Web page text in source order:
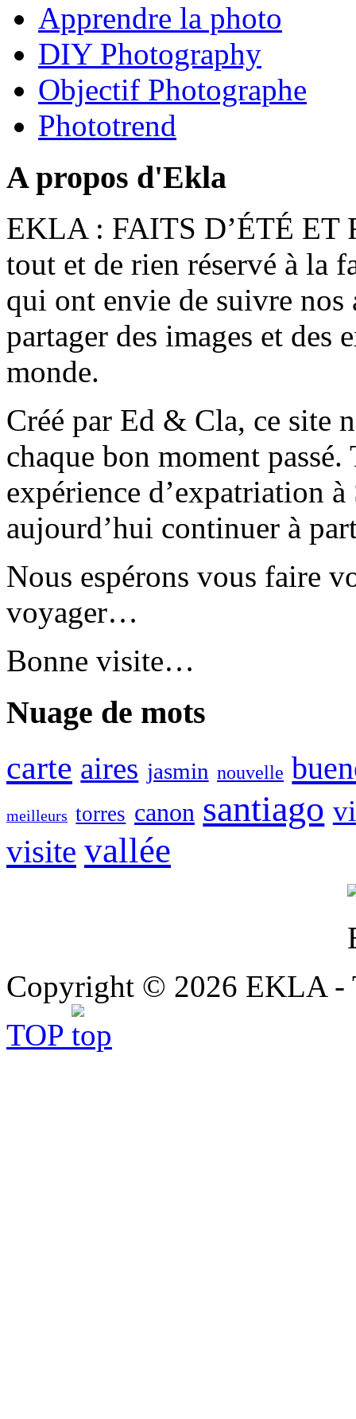
Apprendre la photo
DIY Photography
Objectif Photographe
Phototrend
A propos d'Ekla
EKLA : FAITS D’ÉTÉ ET
tout et de rien réservé à la
qui ont envie de suivre nos
partager des images et des
monde.
Créé par Ed & Cla, ce site
chaque bon moment
expérience d’expatriation
aujourd’hui continuer à
Nous espérons vous faire
voyager…
Bonne visite…
Nuage de mots
carte aires jasmin nouvelle
meilleurs torres canon santiago
visite vallée
Copyright © 2026 EKLA -
TOP